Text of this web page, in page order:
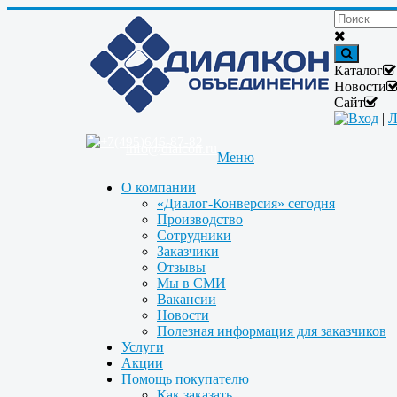
Каталог
Новости
Сайт
Вход |
Меню
О компании
«Диалог-Конверсия» сегодня
Производство
Сотрудники
Заказчики
Отзывы
Мы в СМИ
Вакансии
Новости
Полезная информация для заказчиков
Услуги
Акции
Помощь покупателю